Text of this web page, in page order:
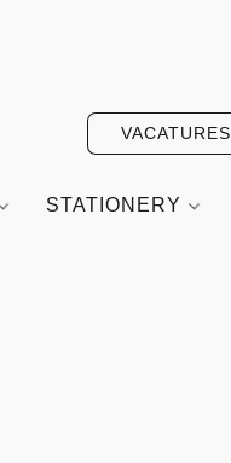
VACATURES
STATIONERY